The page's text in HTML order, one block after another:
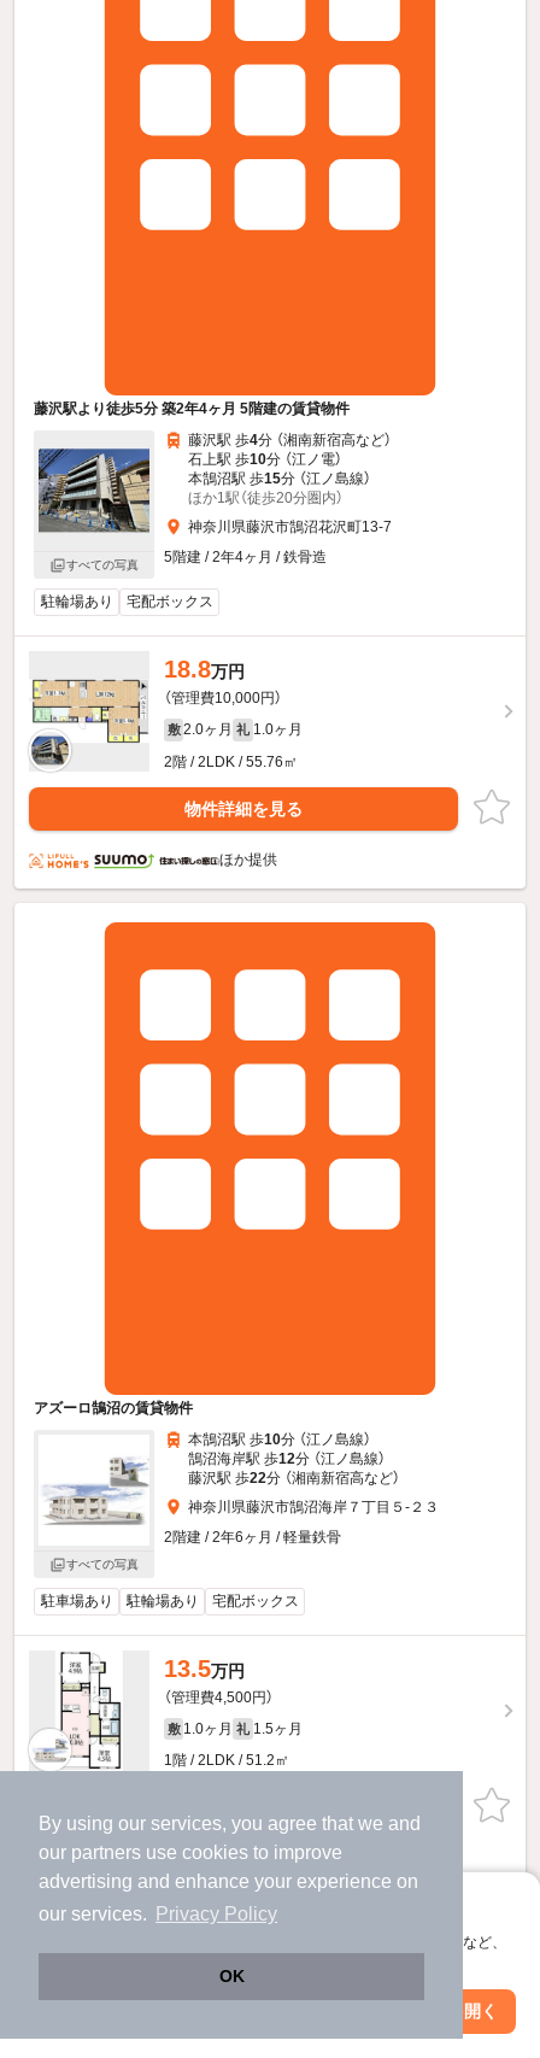
By using our services, you agree that we and
our partners use cookies to improve
advertising and enhance your experience on
our services.
Privacy Policy
OK
アプリに切り替えて、サクサクお部屋探し
会員登録なしですぐ使える。マップ検索やお気に入り保存など、
アプリを開く
藤沢駅より徒歩5分 築2年4ヶ月 5階建の賃貸物件
すべての写真
藤沢駅 歩4分 （湘南新宿高など）
石上駅 歩10分 （江ノ電）
本鵠沼駅 歩15分 （江ノ島線）
ほか1駅（徒歩20分圏内）
神奈川県藤沢市鵠沼花沢町13-7
5階建 / 2年4ヶ月 / 鉄骨造
駐輪場あり 宅配ボックス
18.8万円
（管理費10,000円）
敷 2.0ヶ月 礼 1.0ヶ月
2階 / 2LDK / 55.76㎡
物件詳細を見る
ほか提供
アズーロ鵠沼の賃貸物件
すべての写真
本鵠沼駅 歩10分 （江ノ島線）
鵠沼海岸駅 歩12分 （江ノ島線）
藤沢駅 歩22分 （湘南新宿高など）
神奈川県藤沢市鵠沼海岸７丁目５-２３
2階建 / 2年6ヶ月 / 軽量鉄骨
駐車場あり 駐輪場あり 宅配ボックス
13.5万円
（管理費4,500円）
敷 1.0ヶ月 礼 1.5ヶ月
1階 / 2LDK / 51.2㎡
ほか提供
他の人はこんな条件で絞り込んでいます！
絞り込み条件を変更